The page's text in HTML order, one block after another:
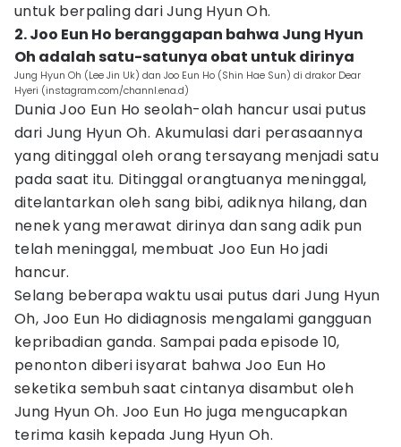
untuk berpaling dari Jung Hyun Oh.
2. Joo Eun Ho beranggapan bahwa Jung Hyun
Oh adalah satu-satunya obat untuk dirinya
Jung Hyun Oh (Lee Jin Uk) dan Joo Eun Ho (Shin Hae Sun) di drakor Dear
Hyeri (instagram.com/channl.ena.d)
Dunia Joo Eun Ho seolah-olah hancur usai putus
dari Jung Hyun Oh. Akumulasi dari perasaannya
yang ditinggal oleh orang tersayang menjadi satu
pada saat itu. Ditinggal orangtuanya meninggal,
ditelantarkan oleh sang bibi, adiknya hilang, dan
nenek yang merawat dirinya dan sang adik pun
telah meninggal, membuat Joo Eun Ho jadi
hancur.
Selang beberapa waktu usai putus dari Jung Hyun
Oh, Joo Eun Ho didiagnosis mengalami gangguan
kepribadian ganda. Sampai pada episode 10,
penonton diberi isyarat bahwa Joo Eun Ho
seketika sembuh saat cintanya disambut oleh
Jung Hyun Oh. Joo Eun Ho juga mengucapkan
terima kasih kepada Jung Hyun Oh.